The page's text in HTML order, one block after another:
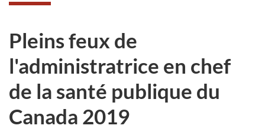
Pleins feux de
l'administratrice en chef
de la santé publique du
Canada 2019